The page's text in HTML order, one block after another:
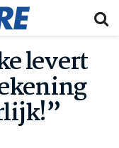
levert